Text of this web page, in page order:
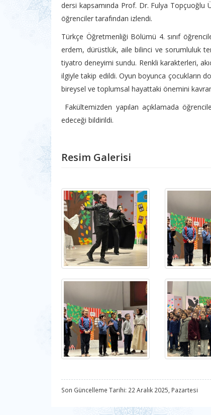
dersi kapsamında Prof. Dr. Fulya Topçuoğlu
öğrenciler tarafından izlendi.
Türkçe Öğretmenliği Bölümü 4. sınıf
erdem, dürüstlük, aile bilinci ve sorumluluk
tiyatro deneyimi sundu. Renkli karakterleri,
ilgiyle takip edildi. Oyun boyunca çocukların
bireysel ve toplumsal hayattaki önemini
Fakültemizden yapılan açıklamada
edeceği bildirildi.
Resim Galerisi
Son Güncelleme Tarihi: 22 Aralık 2025, Pazartesi